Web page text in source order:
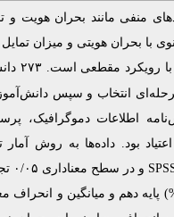
منفی مانند بحران
بحران هویتی و میزان تمایل
انتخاب و سپس
اطلاعات دموگرافیک،
بود. داده‌ها به روش آمار
و در سطح معناداری ۰/۰۵ تجزیه‌و‌تحلیل شدند.